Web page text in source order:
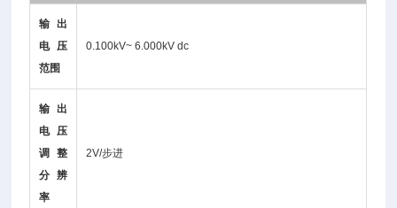
输出
电压
范围
0.100kV~ 6.000kV dc
输出
电压
调整
分辨
率
2V/步进